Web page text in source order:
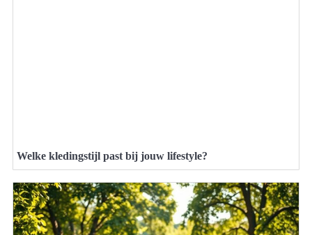
Welke kledingstijl past bij jouw lifestyle?